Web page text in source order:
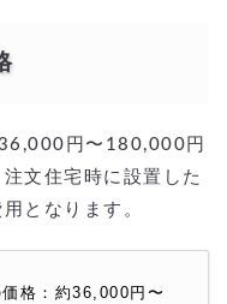
円〜180,000円
文住宅時に設置した
となります。
価格：約36,000円〜